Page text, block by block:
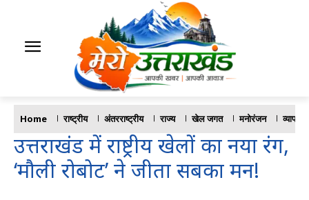
Home राष्ट्रीय अंतरराष्ट्रीय राज्य खेल जगत मनोरंजन व्यापार
उत्तराखंड में राष्ट्रीय खेलों का नया रंग,
‘मौली रोबोट’ ने जीता सबका मन!